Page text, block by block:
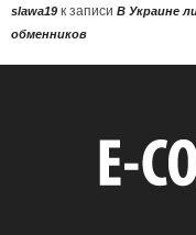
slawa19 к записи В Украине
обменников